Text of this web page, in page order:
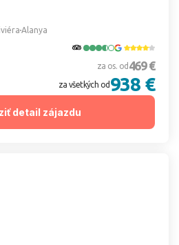
Alanya
za os. od 469 €
za všetkých od 938 €
detail zájazdu